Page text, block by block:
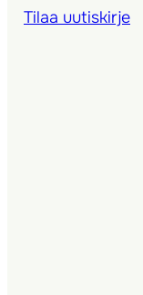
Tilaa uutiskirje